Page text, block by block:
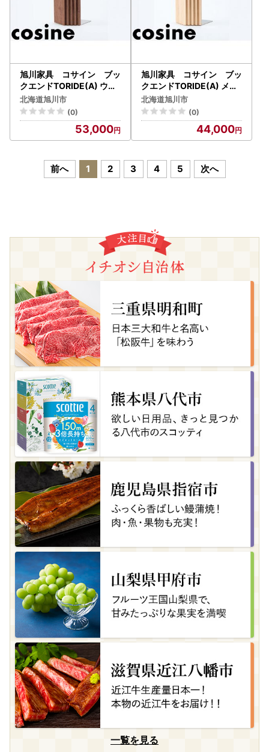
旭川家具 コサイン ブッ
クエンドTORIDE(A) ウォ
ルナット_03530
北海道旭川市
(0)
53,000
旭川家具 コサイン ブッ
クエンドTORIDE(A) メー
プル_03529
北海道旭川市
(0)
44,000
前へ 1 2 3 4 5 次へ
一覧を見る